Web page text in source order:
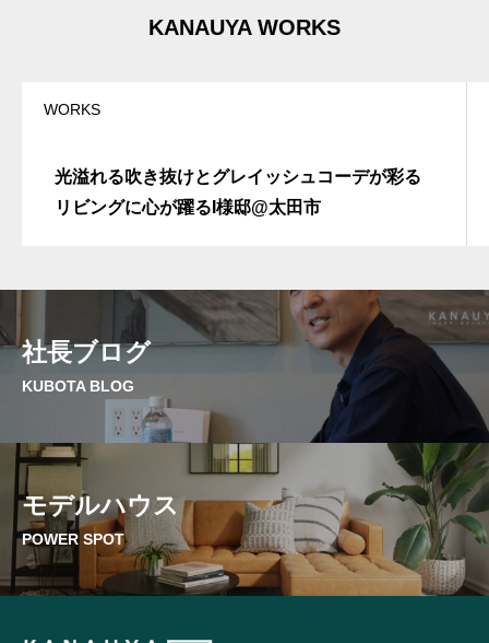
KANAUYA WORKS
WORKS
光溢れる吹き抜けとグレイッシュコーデが彩る
リビングに心が躍るI様邸@太田市
社長ブログ
KUBOTA BLOG
モデルハウス
POWER SPOT